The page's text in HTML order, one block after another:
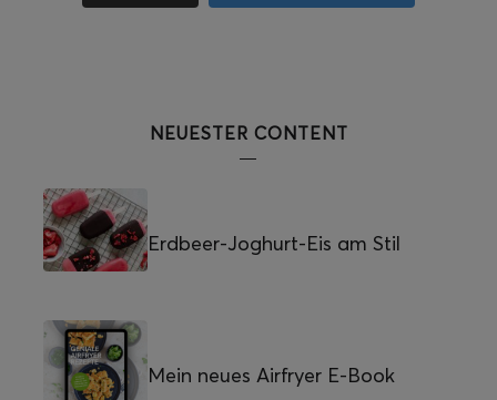
NEUESTER CONTENT
Erdbeer-Joghurt-Eis am Stil
Mein neues Airfryer E-Book